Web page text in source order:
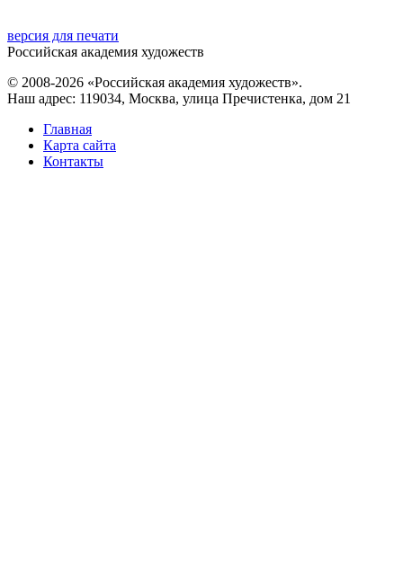
версия для печати
Российская академия художеств
© 2008-2026 «Российская академия художеств».
Наш адрес: 119034, Москва, улица Пречистенка, дом 21
Главная
Карта сайта
Контакты